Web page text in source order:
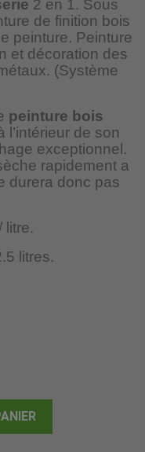
2 en 1. Sous
de finition bois
peinture. Peinture
et décoration des
(Système
peinture bois
l’intérieur de son
exceptionnel.
rapidement a
durera donc pas
litre.
litres.